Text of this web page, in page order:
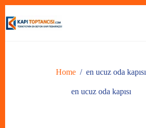
to
content
Home / en ucuz oda kapısı
en ucuz oda kapısı